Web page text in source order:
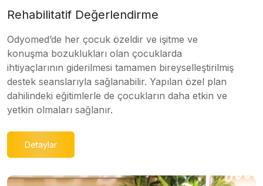
Rehabilitatif Değerlendirme
Odyomed’de her çocuk özeldir ve işitme ve
konuşma bozuklukları olan çocuklarda
ihtiyaçlarının giderilmesi tamamen bireyselleştirilmiş
destek seanslarıyla sağlanabilir. Yapılan özel plan
dahilindeki eğitimlerle de çocukların daha etkin ve
yetkin olmaları sağlanır.
Detaylar